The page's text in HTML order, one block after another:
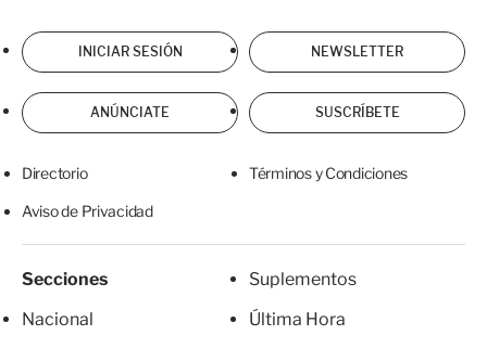
INICIAR SESIÓN NEWSLETTER
ANÚNCIATE SUSCRÍBETE
Directorio Términos y Condiciones
Aviso de Privacidad
Secciones
Nacional
Suplementos
Última Hora